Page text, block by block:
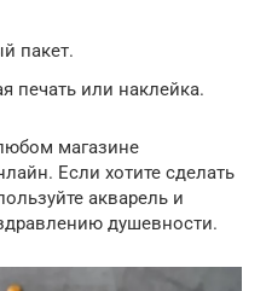
пакет.
печать или наклейка.
магазине
Если хотите сделать
акварель и
душевности.